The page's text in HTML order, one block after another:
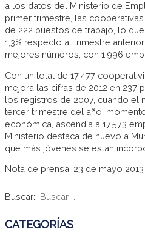
a los datos del Ministerio de
primer trimestre, las
de 222 puestos de trabajo, lo
1,3% respecto al trimestre
mejores números, con 1.996
Con un total de 17.477
mejora las cifras de 2012 en 237
los registros de 2007, cuando el
tercer trimestre del año,
económica, ascendía a 17.573
Ministerio destaca de nuevo a
que más jóvenes se están
Nota de prensa: 23 de mayo 2013
Buscar:
CATEGORÍAS